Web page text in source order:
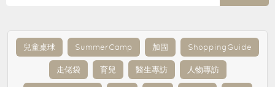
兒童桌球 SummerCamp 加固 ShoppingGuide
走佬袋 育兒 醫生專訪 人物專訪